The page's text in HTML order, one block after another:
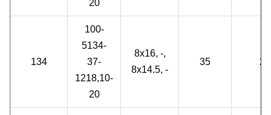
20
134
100-
5134-
37-
1218,10-
20
8x16, -,
8x14.5, -
35 2